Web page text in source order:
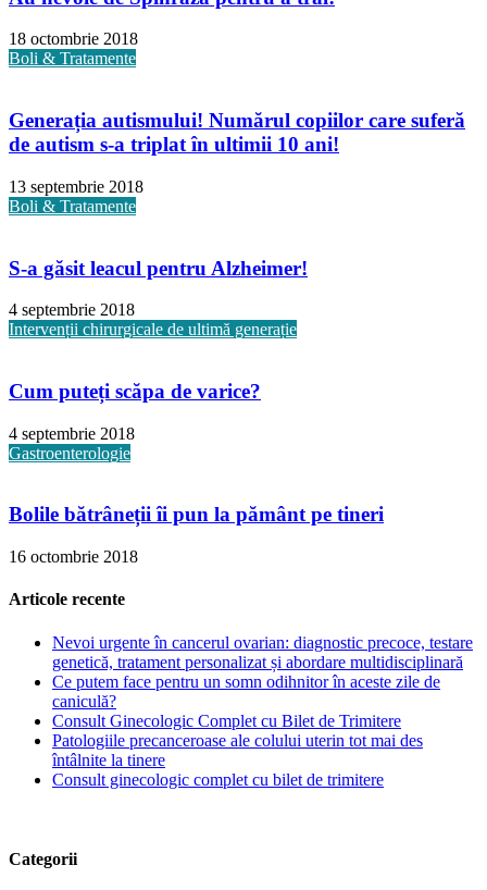
18 octombrie 2018
Boli & Tratamente
Generația autismului! Numărul copiilor care suferă
de autism s-a triplat în ultimii 10 ani!
13 septembrie 2018
Boli & Tratamente
S-a găsit leacul pentru Alzheimer!
4 septembrie 2018
Intervenții chirurgicale de ultimă generație
Cum puteți scăpa de varice?
4 septembrie 2018
Gastroenterologie
Bolile bătrâneții îi pun la pământ pe tineri
16 octombrie 2018
Articole recente
Nevoi urgente în cancerul ovarian: diagnostic precoce, testare
genetică, tratament personalizat și abordare multidisciplinară
Ce putem face pentru un somn odihnitor în aceste zile de
caniculă?
Consult Ginecologic Complet cu Bilet de Trimitere
Patologiile precanceroase ale colului uterin tot mai des
întâlnite la tinere
Consult ginecologic complet cu bilet de trimitere
Categorii